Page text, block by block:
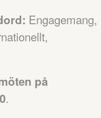
Engagemang,
på
.